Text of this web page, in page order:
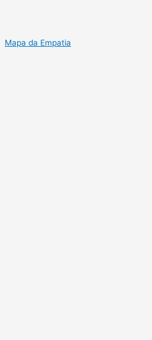
Mapa da Empatia